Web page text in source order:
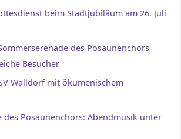
beim Stadtjubiläum am 26. Juli
des Posaunenchors
Besucher
Walldorf mit ökumenischem
des Posaunenchors: Abendmusik unter